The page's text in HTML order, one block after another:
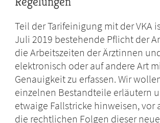
Teil der Tarifeinigung mit der VKA
Juli 2019 bestehende Pflicht der
die Arbeitszeiten der Ärztinnen
elektronisch oder auf andere Art
Genauigkeit zu erfassen. Wir
einzelnen Bestandteile erläutern
etwaige Fallstricke hinweisen, vor
die rechtlichen Folgen dieser